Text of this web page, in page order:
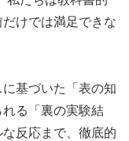
けでは満足できな
基づいた「表の知
る「裏の実験結
反応まで、徹底的